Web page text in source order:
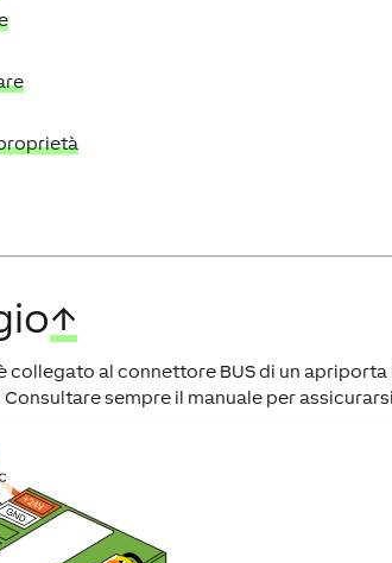
↑
collegato al connettore BUS di un
sempre il manuale per